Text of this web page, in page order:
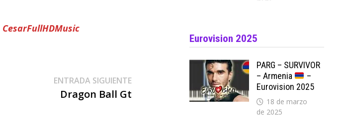
CesarFullHDMusic
ENTRADA SIGUIENTEEntrada
Dragon Ball Gt
Eurovision 2025
PARG – SURVIVOR
– Armenia
–
Eurovision 2025
18 de marzo
de 2025